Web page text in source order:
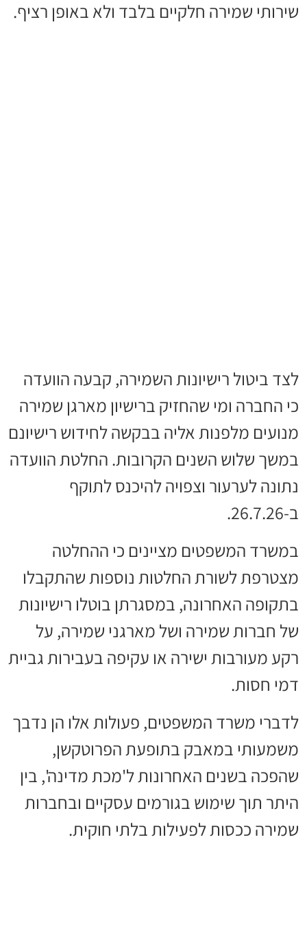
שירותי שמירה חלקיים בלבד ולא באופן רציף.
לצד ביטול רישיונות השמירה, קבעה הוועדה
כי החברה ומי שהחזיק ברישיון מארגן שמירה
מנועים מלפנות אליה בבקשה לחידוש רישיונם
במשך שלוש השנים הקרובות. החלטת הוועדה
נתונה לערעור וצפויה להיכנס לתוקף
ב-26.7.26.
במשרד המשפטים מציינים כי ההחלטה
מצטרפת לשורת החלטות נוספות שהתקבלו
בתקופה האחרונה, במסגרתן בוטלו רישיונות
של חברות שמירה ושל מארגני שמירה, על
רקע מעורבות ישירה או עקיפה בעבירות גביית
דמי חסות.
לדברי משרד המשפטים, פעולות אלו הן נדבך
משמעותי במאבק בתופעת הפרוטקשן,
שהפכה בשנים האחרונות ל'מכת מדינה', בין
היתר תוך שימוש בגורמים עסקיים ובחברות
שמירה ככסות לפעילות בלתי חוקית.